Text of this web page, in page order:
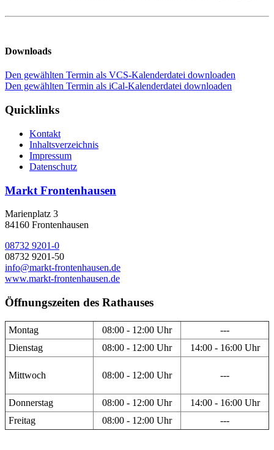
Downloads
Den gewählten Termin als VCS-Kalenderdatei downloaden
Den gewählten Termin als iCal-Kalenderdatei downloaden
Quicklinks
Kontakt
Inhaltsverzeichnis
Impressum
Datenschutz
Markt Frontenhausen
Marienplatz 3
84160 Frontenhausen
08732 9201-0
08732 9201-50
info@markt-frontenhausen.de
www.markt-frontenhausen.de
Öffnungszeiten des Rathauses
Montag 08:00 - 12:00 Uhr
---
Dienstag
08:00 - 12:00 Uhr 14:00 - 16:00 Uhr
Mittwoch 08:00 - 12:00 Uhr ---
Donnerstag 08:00 - 12:00 Uhr
14:00 - 16:00 Uhr
Freitag
08:00 - 12:00 Uhr ---